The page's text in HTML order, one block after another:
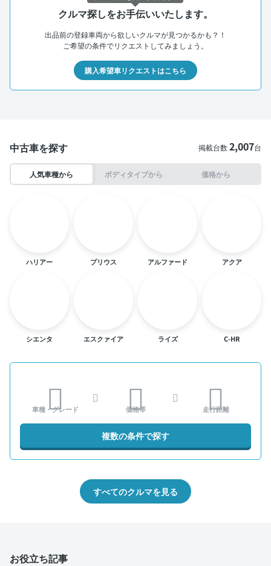
クルマ探しをお手伝いいたします。
出品前の登録車両から欲しいクルマが見つかるかも？！
ご希望の条件でリクエストしてみましょう。
購入希望車リクエストはこちら
中古車を探す 掲載台数2,007台
人気車種から ボディタイプから 価格から
ハリアー プリウス アルファード アクア
シエンタ エスクァイア ライズ C-HR
車種・グレード 価格帯 走行距離
複数の条件で探す
すべてのクルマを見る
お役立ち記事